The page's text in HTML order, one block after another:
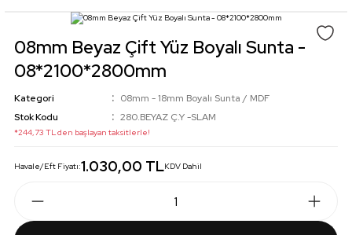
08mm Beyaz Çift Yüz Boyalı Sunta -
08*2100*2800mm
Kategori
08mm - 18mm Boyalı Sunta / MDF
Stok Kodu
280.BEYAZ Ç.Y -SLAM
*244,73 TL den başlayan taksitlerle!
Havale/Eft Fiyatı:1.030,00 TLKDV Dahil